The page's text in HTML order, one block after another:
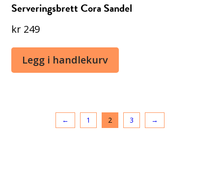
Serveringsbrett Cora Sandel
kr 249
Legg i handlekurv
← 1 2 3 →